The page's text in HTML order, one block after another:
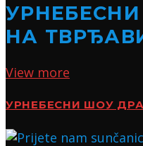
НА
View more
УРНЕБЕСНИ ШОУ